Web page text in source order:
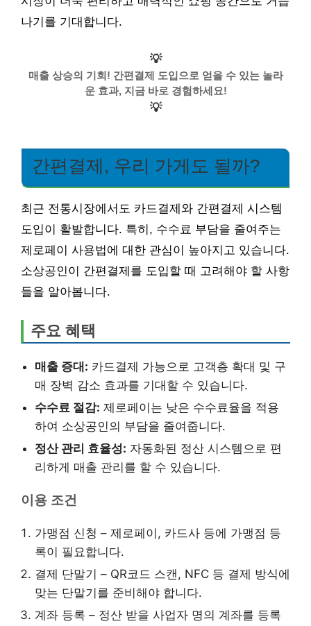
나기를 기대합니다.
💡
매출 상승의 기회! 간편결제 도입으로 얻을 수 있는 놀라
운 효과, 지금 바로 경험하세요!
💡
간편결제, 우리 가게도 될까?
최근 전통시장에서도 카드결제와 간편결제 시스템
도입이 활발합니다. 특히, 수수료 부담을 줄여주는
제로페이 사용법에 대한 관심이 높아지고 있습니다.
소상공인이 간편결제를 도입할 때 고려해야 할 사항
들을 알아봅니다.
주요 혜택
매출 증대: 카드결제 가능으로 고객층 확대 및 구
매 장벽 감소 효과를 기대할 수 있습니다.
수수료 절감: 제로페이는 낮은 수수료율을 적용
하여 소상공인의 부담을 줄여줍니다.
정산 관리 효율성: 자동화된 정산 시스템으로 편
리하게 매출 관리를 할 수 있습니다.
이용 조건
가맹점 신청 – 제로페이, 카드사 등에 가맹점 등
록이 필요합니다.
결제 단말기 – QR코드 스캔, NFC 등 결제 방식에
맞는 단말기를 준비해야 합니다.
계좌 등록 – 정산 받을 사업자 명의 계좌를 등록